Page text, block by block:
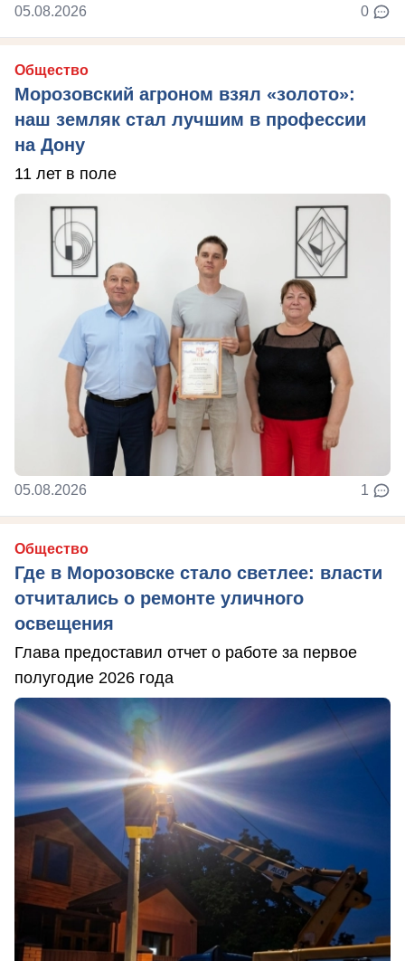
05.08.2026 0
Общество
Морозовский агроном взял «золото»:
наш земляк стал лучшим в профессии
на Дону
11 лет в поле
05.08.2026 1
Общество
Где в Морозовске стало светлее: власти
отчитались о ремонте уличного
освещения
Глава предоставил отчет о работе за первое
полугодие 2026 года